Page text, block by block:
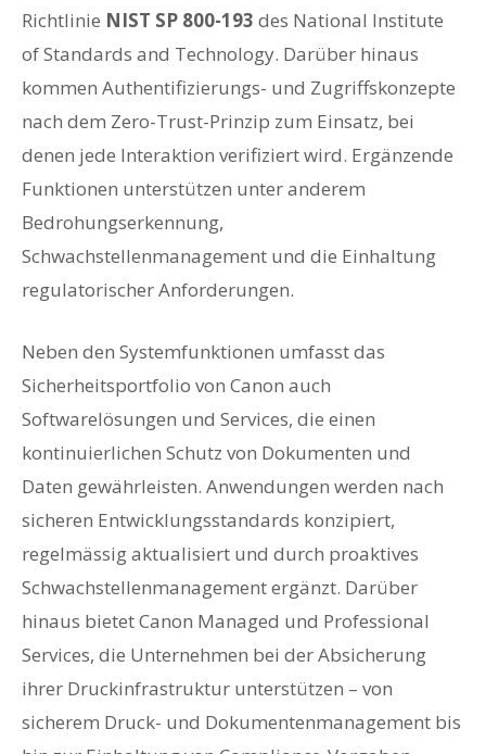
Richtlinie NIST SP 800-193 des National Institute
of Standards and Technology. Darüber hinaus
kommen Authentifizierungs- und Zugriffskonzepte
nach dem Zero-Trust-Prinzip zum Einsatz, bei
denen jede Interaktion verifiziert wird. Ergänzende
Funktionen unterstützen unter anderem
Bedrohungserkennung,
Schwachstellenmanagement und die Einhaltung
regulatorischer Anforderungen.
Neben den Systemfunktionen umfasst das
Sicherheitsportfolio von Canon auch
Softwarelösungen und Services, die einen
kontinuierlichen Schutz von Dokumenten und
Daten gewährleisten. Anwendungen werden nach
sicheren Entwicklungsstandards konzipiert,
regelmässig aktualisiert und durch proaktives
Schwachstellenmanagement ergänzt. Darüber
hinaus bietet Canon Managed und Professional
Services, die Unternehmen bei der Absicherung
ihrer Druckinfrastruktur unterstützen – von
sicherem Druck- und Dokumentenmanagement bis